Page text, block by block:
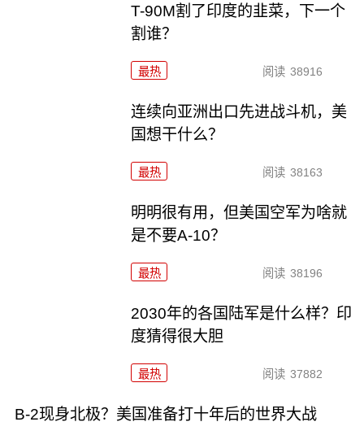
T-90M割了印度的韭菜，下一个
割谁？
最热 阅读 38916
连续向亚洲出口先进战斗机，美
国想干什么？
最热 阅读 38163
明明很有用，但美国空军为啥就
是不要A-10？
最热 阅读 38196
2030年的各国陆军是什么样？印
度猜得很大胆
最热 阅读 37882
B-2现身北极？美国准备打十年后的世界大战